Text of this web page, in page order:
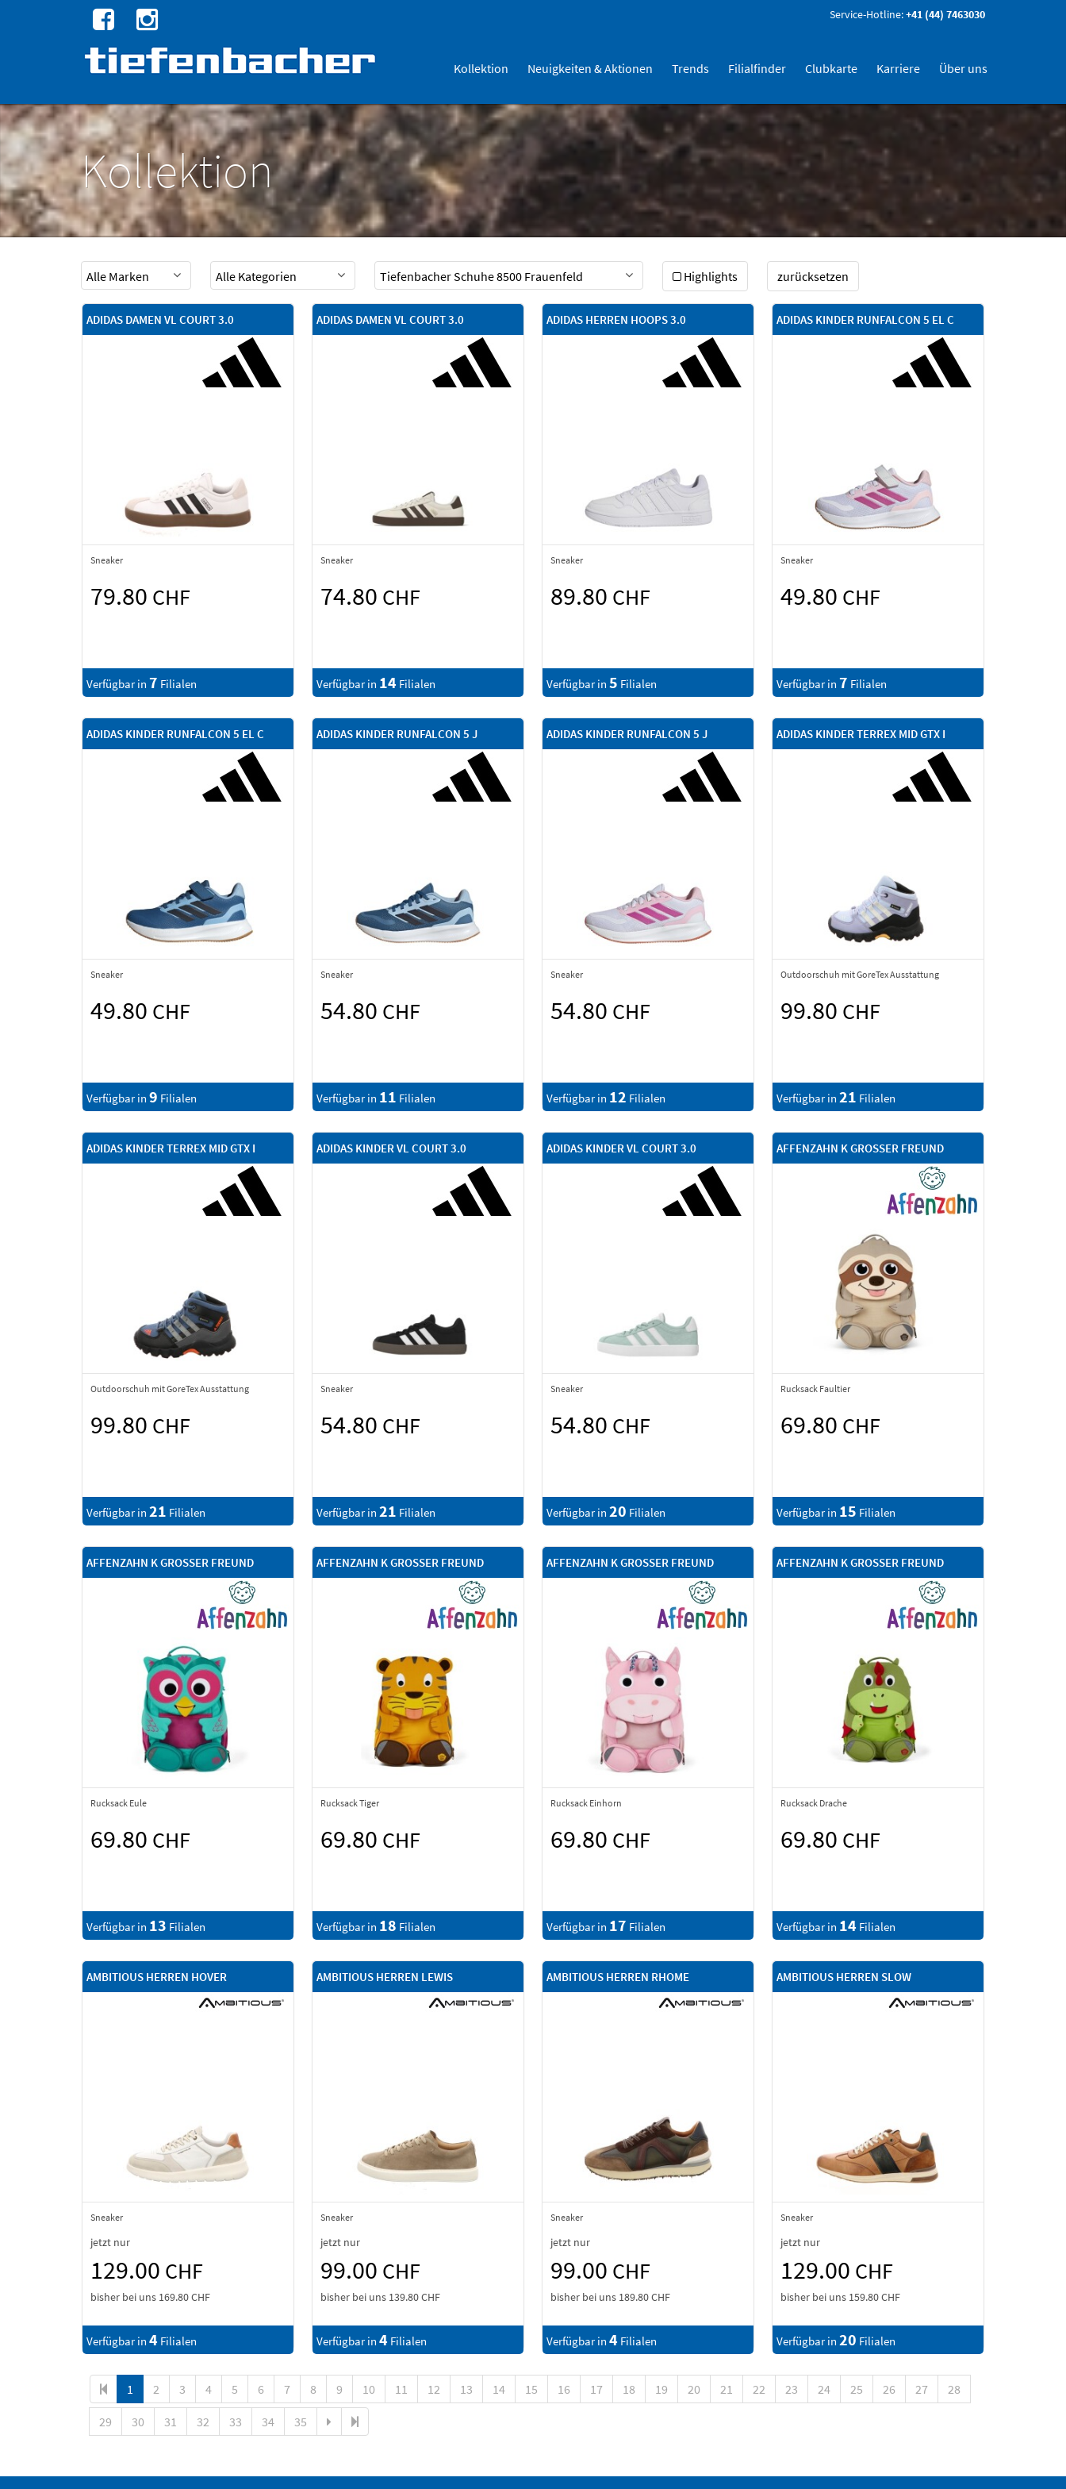
Service-Hotline:+41 (44) 7463030
Kollektion Neuigkeiten & Aktionen Trends Filialfinder Clubkarte Karriere Über uns
Kollektion
Highlights zurücksetzen
ADIDAS DAMEN VL COURT 3.0
Sneaker
79.80 CHF
Verfügbar in 7 Filialen
ADIDAS DAMEN VL COURT 3.0
Sneaker
74.80 CHF
Verfügbar in 14 Filialen
ADIDAS HERREN HOOPS 3.0
Sneaker
89.80 CHF
Verfügbar in 5 Filialen
ADIDAS KINDER RUNFALCON 5 EL C
Sneaker
49.80 CHF
Verfügbar in 7 Filialen
ADIDAS KINDER RUNFALCON 5 EL C
Sneaker
49.80 CHF
Verfügbar in 9 Filialen
ADIDAS KINDER RUNFALCON 5 J
Sneaker
54.80 CHF
Verfügbar in 11 Filialen
ADIDAS KINDER RUNFALCON 5 J
Sneaker
54.80 CHF
Verfügbar in 12 Filialen
ADIDAS KINDER TERREX MID GTX I
Outdoorschuh mit GoreTex Ausstattung
99.80 CHF
Verfügbar in 21 Filialen
ADIDAS KINDER TERREX MID GTX I
Outdoorschuh mit GoreTex Ausstattung
99.80 CHF
Verfügbar in 21 Filialen
ADIDAS KINDER VL COURT 3.0
Sneaker
54.80 CHF
Verfügbar in 21 Filialen
ADIDAS KINDER VL COURT 3.0
Sneaker
54.80 CHF
Verfügbar in 20 Filialen
AFFENZAHN K GROSSER FREUND
Rucksack Faultier
69.80 CHF
Verfügbar in 15 Filialen
AFFENZAHN K GROSSER FREUND
Rucksack Eule
69.80 CHF
Verfügbar in 13 Filialen
AFFENZAHN K GROSSER FREUND
Rucksack Tiger
69.80 CHF
Verfügbar in 18 Filialen
AFFENZAHN K GROSSER FREUND
Rucksack Einhorn
69.80 CHF
Verfügbar in 17 Filialen
AFFENZAHN K GROSSER FREUND
Rucksack Drache
69.80 CHF
Verfügbar in 14 Filialen
AMBITIOUS HERREN HOVER
Sneaker
jetzt nur
129.00 CHF
bisher bei uns 169.80 CHF
Verfügbar in 4 Filialen
AMBITIOUS HERREN LEWIS
Sneaker
jetzt nur
99.00 CHF
bisher bei uns 139.80 CHF
Verfügbar in 4 Filialen
AMBITIOUS HERREN RHOME
Sneaker
jetzt nur
99.00 CHF
bisher bei uns 189.80 CHF
Verfügbar in 4 Filialen
AMBITIOUS HERREN SLOW
Sneaker
jetzt nur
129.00 CHF
bisher bei uns 159.80 CHF
Verfügbar in 20 Filialen
1 2 3 4 5 6 7 8 9 10 11 12 13 14 15 16 17 18 19 20 21 22 23 24 25 26 27 28
29 30 31 32 33 34 35